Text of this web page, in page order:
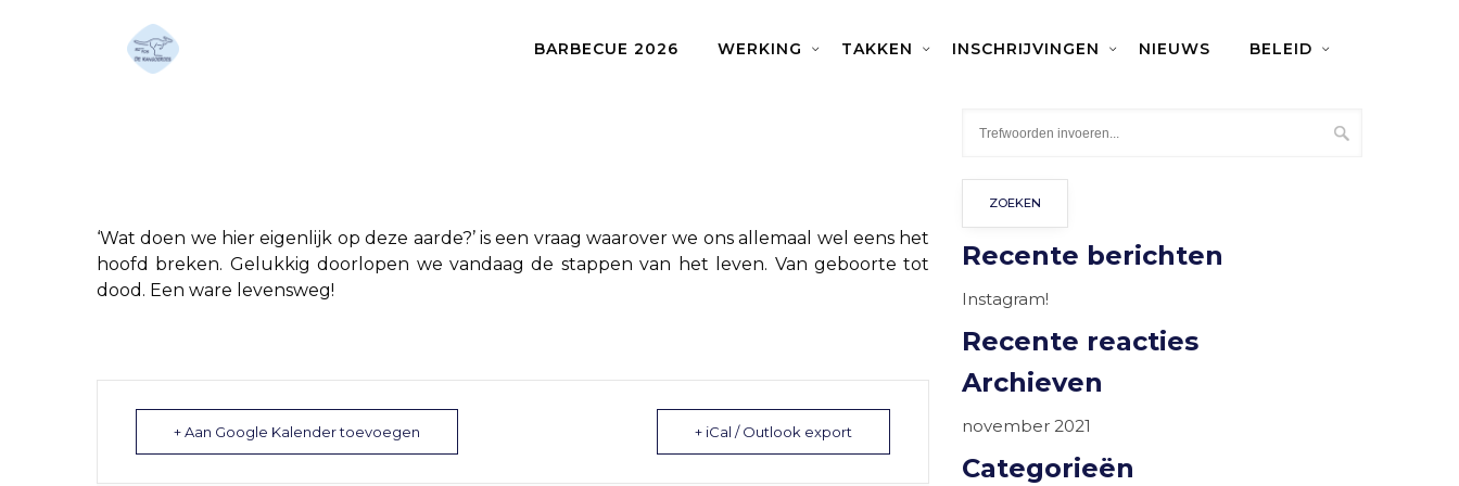
BARBECUE 2026 WERKING TAKKEN INSCHRIJVINGEN NIEUWS BELEID
‘Wat doen we hier eigenlijk op deze aarde?’ is een vraag waarover we ons allemaal wel eens het
hoofd breken. Gelukkig doorlopen we vandaag de stappen van het leven. Van geboorte tot
dood. Een ware levensweg!
+ Aan Google Kalender toevoegen + iCal / Outlook export
Recente berichten
Instagram!
Recente reacties
Archieven
november 2021
Categorieën